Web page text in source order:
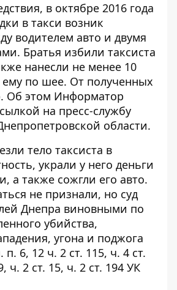
в октябре 2016 года
в такси возник
водителем авто и двумя
Братья избили таксиста
нанесли не менее 10
по шее. От полученных
Об этом Информатор
на пресс-службу
области.
тело таксиста в
украли у него деньги
а также сожгли его авто.
не признали, но суд
Днепра виновными по
убийства,
угона и поджога
6, 12 ч. 2 ст. 115, ч. 4 ст.
ч. 2 ст. 15, ч. 2 ст. 194 УК